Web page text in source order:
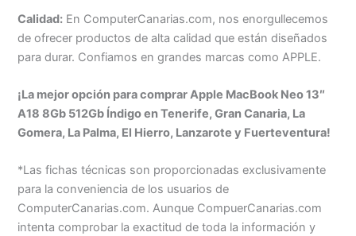
Calidad: En ComputerCanarias.com, nos enorgullecemos
de ofrecer productos de alta calidad que están diseñados
para durar. Confiamos en grandes marcas como APPLE.
¡La mejor opción para comprar Apple MacBook Neo 13″
A18 8Gb 512Gb Índigo en Tenerife, Gran Canaria, La
Gomera, La Palma, El Hierro, Lanzarote y Fuerteventura!
*Las fichas técnicas son proporcionadas exclusivamente
para la conveniencia de los usuarios de
ComputerCanarias.com. Aunque CompuerCanarias.com
intenta comprobar la exactitud de toda la información y